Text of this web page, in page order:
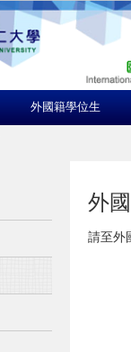
外國籍學位生
外
請至外